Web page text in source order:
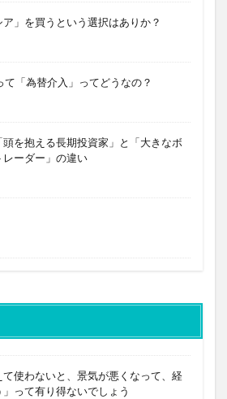
」を買うという選択はありか？
て「為替介入」ってどうなの？
を抱える長期投資家」と「大きなボ
ーダー」の違い
て使わないと、景気が悪くなって、経
って有り得ないでしょう